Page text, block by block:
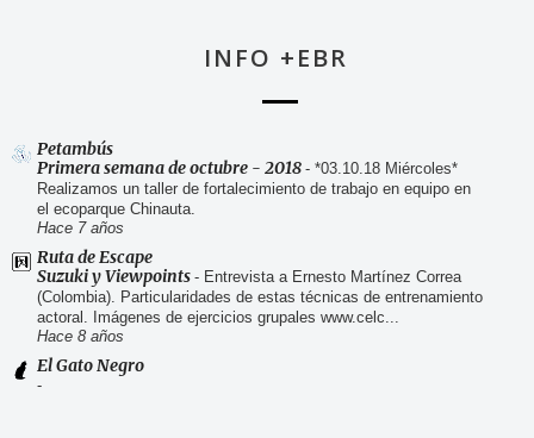
INFO +EBR
Petambús
Primera semana de octubre - 2018 - *03.10.18 Miércoles*
Realizamos un taller de fortalecimiento de trabajo en equipo en
el ecoparque Chinauta.
Hace 7 años
Ruta de Escape
Suzuki y Viewpoints - Entrevista a Ernesto Martínez Correa
(Colombia). Particularidades de estas técnicas de entrenamiento
actoral. Imágenes de ejercicios grupales www.celc...
Hace 8 años
El Gato Negro
-